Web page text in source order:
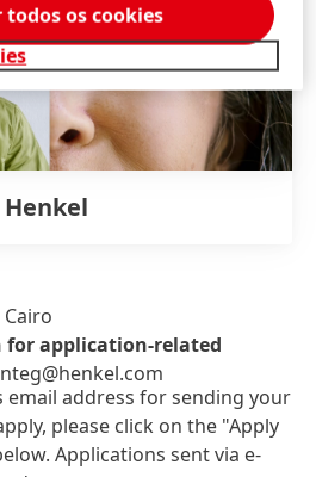
application-related
email address for sending your
please click on the "Apply
Applications sent via e-
todos os cookies